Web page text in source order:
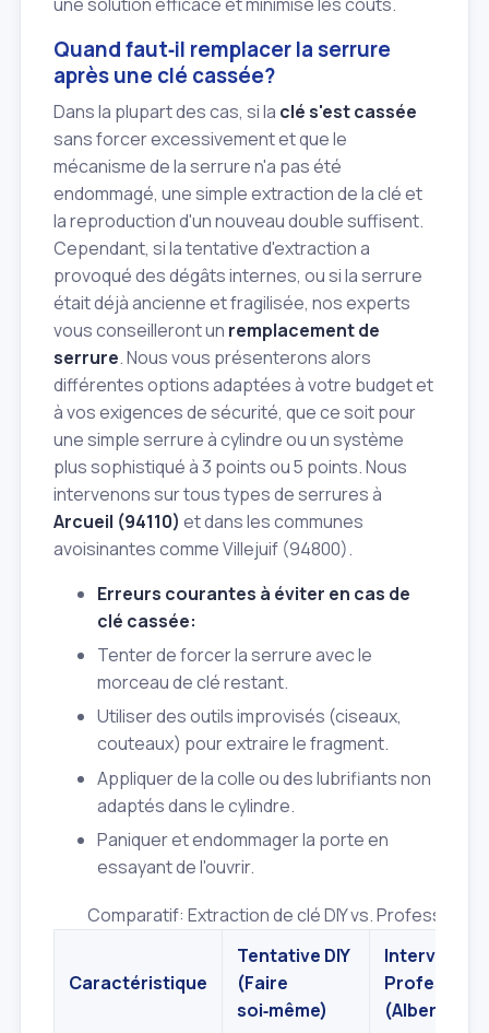
Quand faut‑il remplacer la serrure
après une clé cassée?
Dans la plupart des cas, si la clé s'est cassée
sans forcer excessivement et que le
mécanisme de la serrure n'a pas été
endommagé, une simple extraction de la clé et
la reproduction d'un nouveau double suffisent.
Cependant, si la tentative d'extraction a
provoqué des dégâts internes, ou si la serrure
était déjà ancienne et fragilisée, nos experts
vous conseilleront un remplacement de
serrure. Nous vous présenterons alors
différentes options adaptées à votre budget et
à vos exigences de sécurité, que ce soit pour
une simple serrure à cylindre ou un système
plus sophistiqué à 3 points ou 5 points. Nous
intervenons sur tous types de serrures à
Arcueil (94110) et dans les communes
avoisinantes comme Villejuif (94800).
Erreurs courantes à éviter en cas de
clé cassée:
Tenter de forcer la serrure avec le
morceau de clé restant.
Utiliser des outils improvisés (ciseaux,
couteaux) pour extraire le fragment.
Appliquer de la colle ou des lubrifiants non
adaptés dans le cylindre.
Paniquer et endommager la porte en
essayant de l'ouvrir.
Comparatif: Extraction de clé DIY vs.
Caractéristique
Tentative DIY
(Faire
soi‑même)
(Albert et